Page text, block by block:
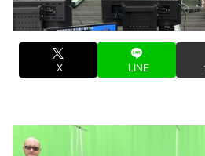
X LINE